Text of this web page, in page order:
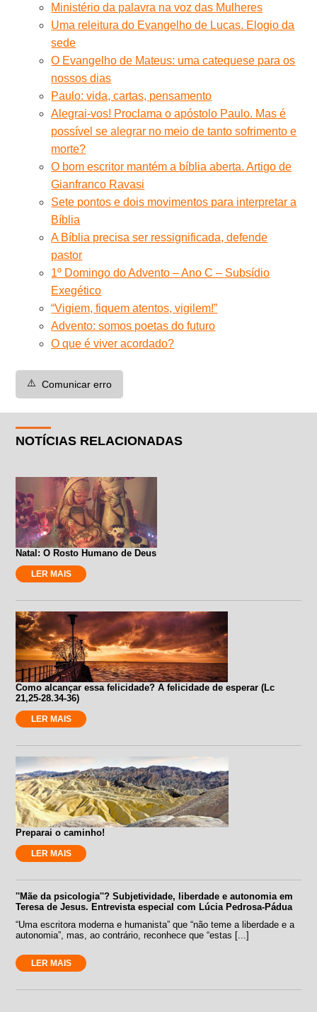
Ministério da palavra na voz das Mulheres
Uma releitura do Evangelho de Lucas. Elogio da
sede
O Evangelho de Mateus: uma catequese para os
nossos dias
Paulo: vida, cartas, pensamento
Alegrai-vos! Proclama o apóstolo Paulo. Mas é
possível se alegrar no meio de tanto sofrimento e
morte?
O bom escritor mantém a bíblia aberta. Artigo de
Gianfranco Ravasi
Sete pontos e dois movimentos para interpretar a
Bíblia
A Bíblia precisa ser ressignificada, defende
pastor
1º Domingo do Advento – Ano C – Subsídio
Exegético
“Vigiem, fiquem atentos, vigilem!”
Advento: somos poetas do futuro
O que é viver acordado?
⚠️ Comunicar erro
NOTÍCIAS RELACIONADAS
Natal: O Rosto Humano de Deus
LER MAIS
Como alcançar essa felicidade? A felicidade de esperar (Lc
21,25-28.34-36)
LER MAIS
Preparai o caminho!
LER MAIS
''Mãe da psicologia''? Subjetividade, liberdade e autonomia em
Teresa de Jesus. Entrevista especial com Lúcia Pedrosa-Pádua
“Uma escritora moderna e humanista” que “não teme a liberdade e a
autonomia”, mas, ao contrário, reconhece que “estas [...]
LER MAIS